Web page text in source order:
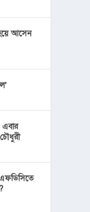
আসেন
এবার